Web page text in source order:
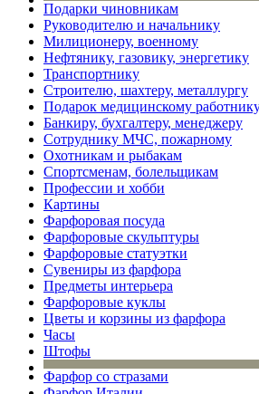
Подарки чиновникам
Руководителю и начальнику
Милиционеру, военному
Нефтянику, газовику, энергетику
Транспортнику
Строителю, шахтеру, металлургу
Подарок медицинскому
Банкиру, бухгалтеру, менеджеру
Сотруднику МЧС, пожарному
Охотникам и рыбакам
Спортсменам, болельщикам
Профессии и хобби
Картины
Фарфоровая посуда
Фарфоровые скульптуры
Фарфоровые статуэтки
Сувениры из фарфора
Предметы интерьера
Фарфоровые куклы
Цветы и корзины из фарфора
Часы
Штофы
Фарфор со стразами